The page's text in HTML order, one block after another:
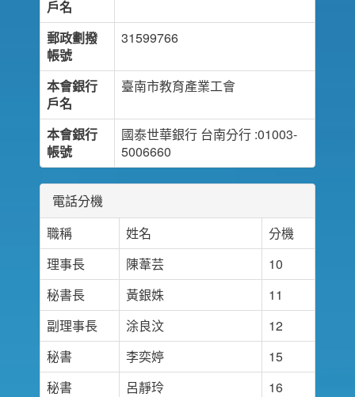
戶名
郵政劃撥
帳號
31599766
本會銀行
戶名
臺南市教育產業工會
本會銀行
帳號
國泰世華銀行 台南分行 :01003-
5006660
電話分機
職稱
姓名
分機
理事長
陳葦芸
10
秘書長
黃銀姝
11
副理事長
涂良汶
12
秘書
李奕婷
15
秘書
呂靜玲
16